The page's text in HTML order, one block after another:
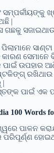
|
ସଜାଇଥାଉ
ପିଲାମାନେ
ସେମାନେ
ଉପହାର
|
ପାଇଁ ଏକ
100 Words
ପାଳନ
ପରିପୂର୍ଣ୍ଣ